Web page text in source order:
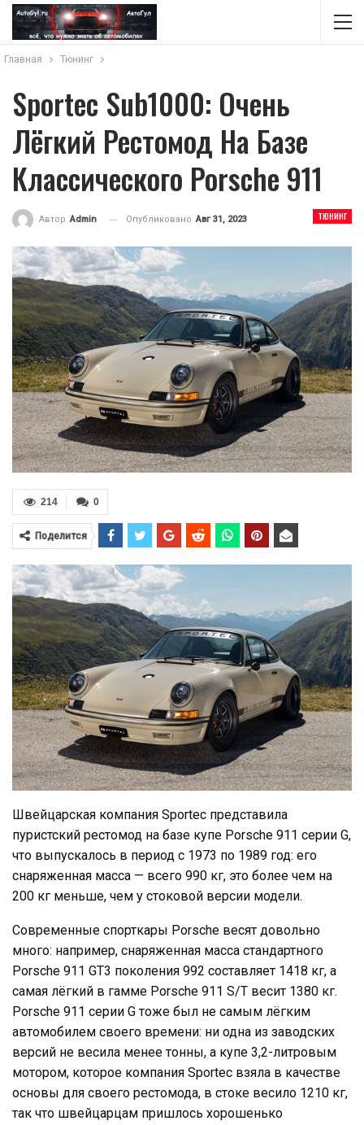
Главная Тюнинг
Sportec Sub1000: Очень
Лёгкий Рестомод На Базе
Классического Porsche 911
ТЮНИНГ
Автор Admin Опубликовано Авг 31, 2023
0
214
Поделится
Швейцарская компания Sportec представила
пуристский рестомод на базе купе Porsche 911 серии G,
что выпускалось в период с 1973 по 1989 год: его
снаряженная масса — всего 990 кг, это более чем на
200 кг меньше, чем у стоковой версии модели.
Современные спорткары Porsche весят довольно
много: например, снаряженная масса стандартного
Porsche 911 GT3 поколения 992 составляет 1418 кг, а
самая лёгкий в гамме Porsche 911 S/T весит 1380 кг.
Porsche 911 серии G тоже был не самым лёгким
автомобилем своего времени: ни одна из заводских
версий не весила менее тонны, а купе 3,2-литровым
мотором, которое компания Sportec взяла в качестве
основы для своего рестомода, в стоке весило 1210 кг,
так что швейцарцам пришлось хорошенько